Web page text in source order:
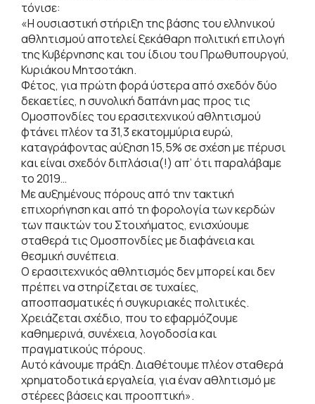
τόνισε:
«Η ουσιαστική στήριξη της βάσης του ελληνικού
αθλητισμού αποτελεί ξεκάθαρη πολιτική επιλογή
της Κυβέρνησης και του ίδιου του Πρωθυπουργού,
Κυριάκου Μητσοτάκη.
Φέτος, για πρώτη φορά ύστερα από σχεδόν δύο
δεκαετίες, η συνολική δαπάνη μας προς τις
Ομοσπονδίες του ερασιτεχνικού αθλητισμού
φτάνει πλέον τα 31,3 εκατομμύρια ευρώ,
καταγράφοντας αύξηση 15,5% σε σχέση με πέρυσι
και είναι σχεδόν διπλάσια(!) απ’ ότι παραλάβαμε
το 2019…
Με αυξημένους πόρους από την τακτική
επιχορήγηση και από τη φορολογία των κερδών
των παικτών του Στοιχήματος, ενισχύουμε
σταθερά τις Ομοσπονδίες με διαφάνεια και
θεσμική συνέπεια.
Ο ερασιτεχνικός αθλητισμός δεν μπορεί και δεν
πρέπει να στηρίζεται σε τυχαίες,
αποσπασματικές ή συγκυριακές πολιτικές.
Χρειάζεται σχέδιο, που το εφαρμόζουμε
καθημερινά, συνέχεια, λογοδοσία και
πραγματικούς πόρους.
Αυτό κάνουμε πράξη. Διαθέτουμε πλέον σταθερά
χρηματοδοτικά εργαλεία, για έναν αθλητισμό με
στέρεες βάσεις και προοπτική».